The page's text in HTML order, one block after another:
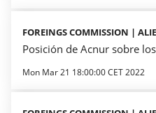
FOREINGS COMMISSION |
Posición de Acnur sobre
Mon Mar 21 18:00:00 CET 2022